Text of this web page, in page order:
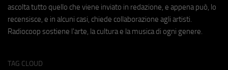
ascolta tutto quello che viene inviato in redazione, e appena può, lo
recensisce, e in alcuni casi, chiede collaborazione agli artisti.
Radiocoop sostiene l'arte, la cultura e la musica di ogni genere.
TAG CLOUD